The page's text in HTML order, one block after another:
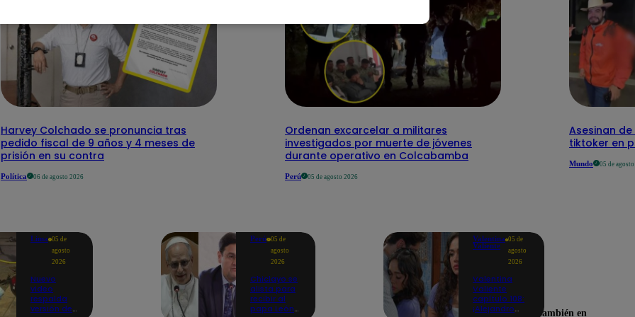
Harvey Colchado se pronuncia tras
pedido fiscal de 9 años y 4 meses de
prisión en su contra
Política 06 de agosto 2026
Ordenan excarcelar a militares
investigados por muerte de jóvenes
durante operativo en Colcabamba
Perú 05 de agosto 2026
Asesinan
tiktoker en
Mundo 05 de
Lima 05 de
agosto
2026
Nuevo
video
respalda
versión de
Perú 05 de
agosto
2026
Chiclayo se
alista para
recibir al
papa León
Valentina
Valiente
05 de
agosto
2026
Valentina
Valiente
capítulo 108:
¡Alejandro
Encuéntranos también en